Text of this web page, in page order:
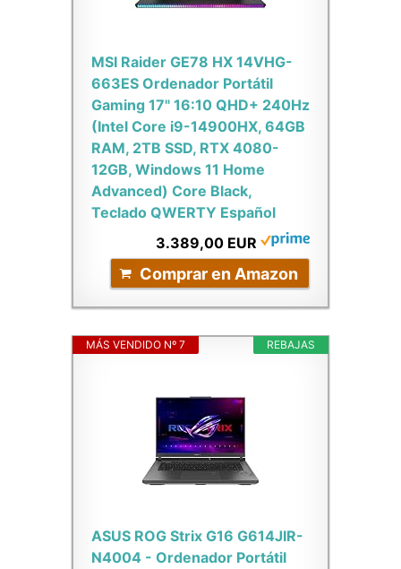
MSI Raider GE78 HX 14VHG-
663ES Ordenador Portátil
Gaming 17" 16:10 QHD+ 240Hz
(Intel Core i9-14900HX, 64GB
RAM, 2TB SSD, RTX 4080-
12GB, Windows 11 Home
Advanced) Core Black,
Teclado QWERTY Español
3.389,00 EUR
Comprar en Amazon
REBAJAS
MÁS VENDIDO Nº 7
ASUS ROG Strix G16 G614JIR-
N4004 - Ordenador Portátil